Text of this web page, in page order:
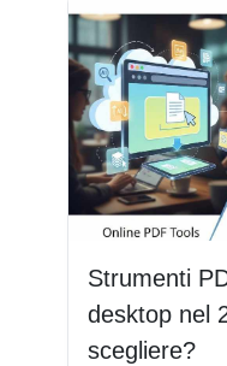
Strumenti
desktop nel
scegliere?